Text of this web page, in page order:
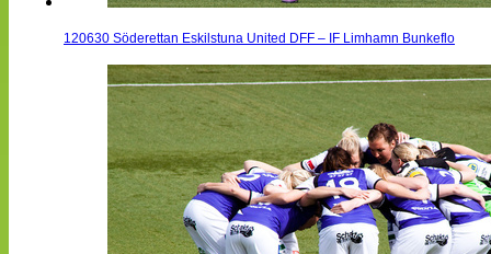
120630 Söderettan Eskilstuna United DFF – IF Limhamn Bunkeflo